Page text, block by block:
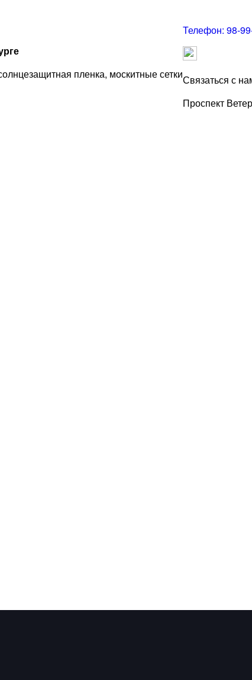
пленка, москитные сетки
Телефон: 98-
Связаться с
Проспект